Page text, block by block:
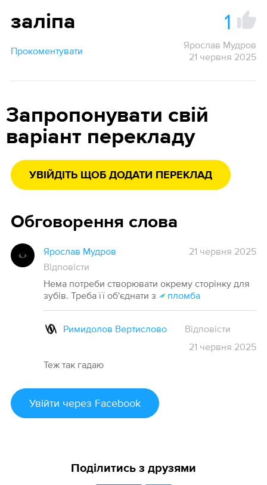
заліпа 1
Прокоментувати
Ярослав Мудров
21 червня 2025
Запропонувати свій
варіант перекладу
УВІЙДІТЬ ЩОБ ДОДАТИ ПЕРЕКЛАД
Обговорення слова
Ярослав Мудров
21 червня 2025
Відповісти
Нема потреби створювати окрему сторінку для
зубів. Треба її об'єднати з
пломба
Римидолов Вертислово
Відповісти
21 червня 2025
Теж так гадаю
Увійти через Facebook
Поділитись з друзями